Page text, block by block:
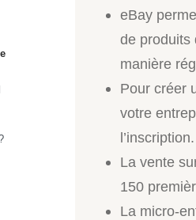
eBay
de produits
manière
Pour créer
votre
l’inscription.
La vente
150
La micro-